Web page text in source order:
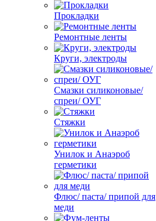
Прокладки
Ремонтные ленты
Круги, электроды
Смазки силиконовые/
спреи/ ОУГ
Стяжки
Унилок и Анаэроб
герметики
Флюс/ паста/ припой для
меди